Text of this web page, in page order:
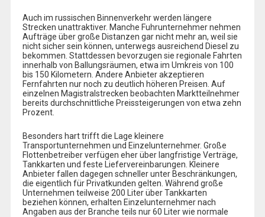
Auch im russischen Binnenverkehr werden längere
Strecken unattraktiver. Manche Fuhrunternehmer nehmen
Aufträge über große Distanzen gar nicht mehr an, weil sie
nicht sicher sein können, unterwegs ausreichend Diesel zu
bekommen. Stattdessen bevorzugen sie regionale Fahrten
innerhalb von Ballungsräumen, etwa im Umkreis von 100
bis 150 Kilometern. Andere Anbieter akzeptieren
Fernfahrten nur noch zu deutlich höheren Preisen. Auf
einzelnen Magistralstrecken beobachten Marktteilnehmer
bereits durchschnittliche Preissteigerungen von etwa zehn
Prozent.
Besonders hart trifft die Lage kleinere
Transportunternehmen und Einzelunternehmer. Große
Flottenbetreiber verfügen eher über langfristige Verträge,
Tankkarten und feste Liefervereinbarungen. Kleinere
Anbieter fallen dagegen schneller unter Beschränkungen,
die eigentlich für Privatkunden gelten. Während große
Unternehmen teilweise 200 Liter über Tankkarten
beziehen können, erhalten Einzelunternehmer nach
Angaben aus der Branche teils nur 60 Liter wie normale